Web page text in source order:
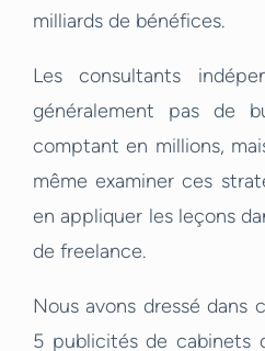
milliards de bénéfices.
Les consultants
généralement pas de
comptant en millions,
même examiner ces
en appliquer les leçons
de freelance.
Nous avons dressé dans
5 publicités de cabinets